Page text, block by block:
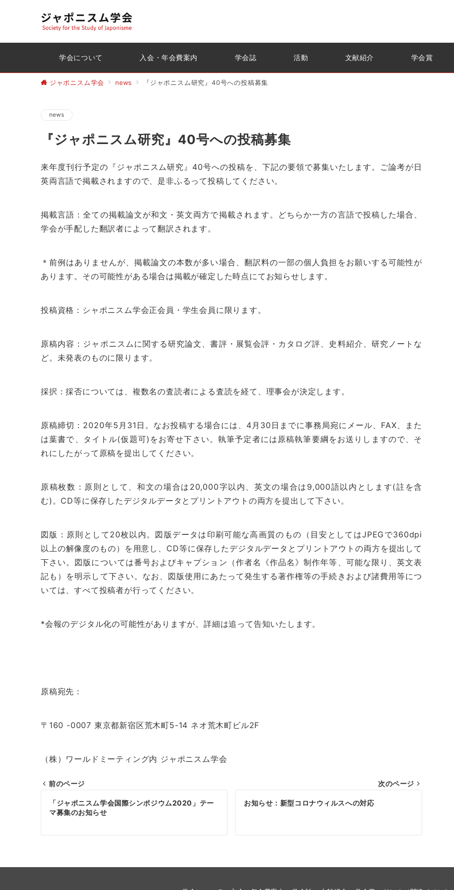
学会について 入会・年会費案内 学会誌 活動 文献紹介 学会賞
ジャポニスム学会 news 『ジャポニスム研究』40号への投稿募集
news
『ジャポニスム研究』40号への投稿募集
来年度刊行予定の『ジャポニスム研究』40号への投稿を、下記の要領で募集いたします。ご論考が日
英両言語で掲載されますので、是非ふるって投稿してください。
掲載言語：全ての掲載論文が和文・英文両方で掲載されます。どちらか一方の言語で投稿した場合、
学会が手配した翻訳者によって翻訳されます。
＊前例はありませんが、掲載論文の本数が多い場合、翻訳料の一部の個人負担をお願いする可能性が
あります。その可能性がある場合は掲載が確定した時点にてお知らせします。
投稿資格：シャポニスム学会正会員・学生会員に限ります。
原稿内容：ジャポニスムに関する研究論文、書評・展覧会評・カタログ評、史料紹介、研究ノートな
ど。未発表のものに限ります。
採択：採否については、複数名の査読者による査読を経て、理事会が決定します。
原稿締切：2020年5月31日。なお投稿する場合には、4月30日までに事務局宛にメール、FAX、また
は葉書で、タイトル(仮題可)をお寄せ下さい。執筆予定者には原稿執筆要綱をお送りしますので、そ
れにしたがって原稿を提出してください。
原稿枚数：原則として、和文の場合は20,000字以内、英文の場合は9,000語以内とします(註を含
む)。CD等に保存したデジタルデータとプリントアウトの両方を提出して下さい。
図版：原則として20枚以内。図版データは印刷可能な高画質のもの（目安としてはJPEGで360dpi
以上の解像度のもの）を用意し、CD等に保存したデジタルデータとプリントアウトの両方を提出して
下さい。図版については番号およびキャプション（作者名《作品名》制作年等、可能な限り、英文表
記も）を明示して下さい。なお、図版使用にあたって発生する著作権等の手続きおよび諸費用等につ
いては、すべて投稿者が行ってください。
*会報のデジタル化の可能性がありますが、詳細は追って告知いたします。
原稿宛先：
〒160 -0007 東京都新宿区荒木町5-14 ネオ荒木町ビル2F
（株）ワールドミーティング内 ジャポニスム学会
稿
ゲ
前のページ
「ジャポニスム学会国際シンポジウム2020」テー
マ募集のお知らせ
次のページ
お知らせ：新型コロナウィルスへの対応